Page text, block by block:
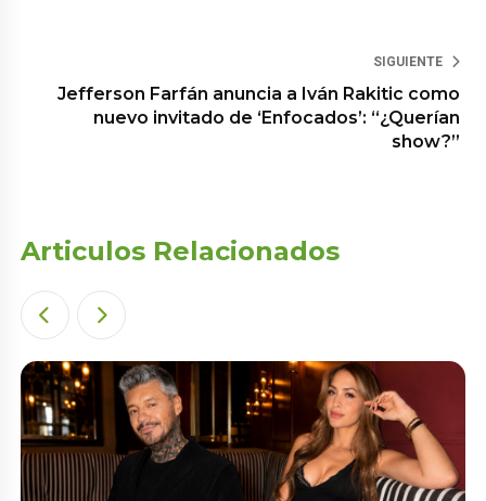
SIGUIENTE
Jefferson Farfán anuncia a Iván Rakitic como
nuevo invitado de ‘Enfocados’: “¿Querían
show?”
Articulos Relacionados